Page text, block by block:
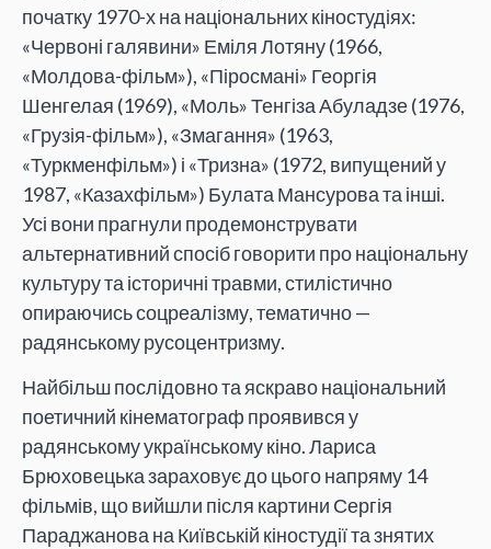
початку 1970-х на національних кіностудіях:
«Червоні галявини» Еміля Лотяну (1966,
«Молдова-фільм»), «Піросмані» Георгія
Шенгелая (1969), «Моль» Тенгіза Абуладзе (1976,
«Грузія-фільм»), «Змагання» (1963,
«Туркменфільм») і «Тризна» (1972, випущений у
1987, «Казахфільм») Булата Мансурова та інші.
Усі вони прагнули продемонструвати
альтернативний спосіб говорити про національну
культуру та історичні травми, стилістично
опираючись соцреалізму, тематично —
радянському русоцентризму.
Найбільш послідовно та яскраво національний
поетичний кінематограф проявився у
радянському українському кіно. Лариса
Брюховецька зараховує до цього напряму 14
фільмів, що вийшли після картини Сергія
Параджанова на Київській кіностудії та знятих